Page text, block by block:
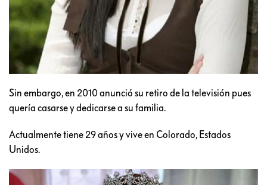
Sin embargo, en 2010 anunció su retiro de la televisión pues
quería casarse y dedicarse a su familia.
Actualmente tiene 29 años y vive en Colorado, Estados
Unidos.